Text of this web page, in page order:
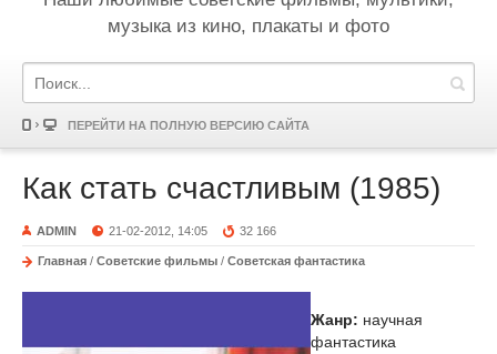
музыка из кино, плакаты и фото
ПЕРЕЙТИ НА ПОЛНУЮ ВЕРСИЮ САЙТА
Как стать счастливым (1985)
ADMIN 21-02-2012, 14:05 32 166
Главная / Советские фильмы / Советская фантастика
Жанр: научная
фантастика